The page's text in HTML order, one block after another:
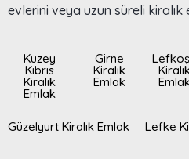
evlerini veya uzun süreli kiralık
Kuzey
Kıbrıs
Kiralık
Emlak
Girne
Kiralık
Emlak
Kiralık
Emlak
Güzelyurt Kiralık Emlak Lefke